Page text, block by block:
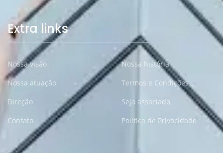
Extra links
Nossa visão
Nossa história
Nossa atuação
Termos e Condições
Direção
Seja associado
Contato
Política de Privacidade